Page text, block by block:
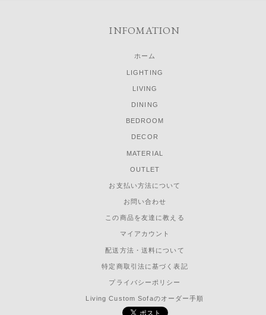
INFOMATION
ホーム
LIGHTING
LIVING
DINING
BEDROOM
DECOR
MATERIAL
OUTLET
お支払い方法について
お問い合わせ
この商品を友達に教える
マイアカウント
配送方法・送料について
特定商取引法に基づく表記
プライバシーポリシー
Living Custom Sofaのオーダー手順